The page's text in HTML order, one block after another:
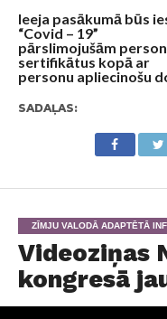
Ieeja pasākumā būs
“Covid – 19”
pārslimojušām
sertifikātus kopā ar
personu apliecinošu
SADAĻAS:
ZĪMJU VALODĀ ADAPTĒTĀ
Videoziņas
kongresā